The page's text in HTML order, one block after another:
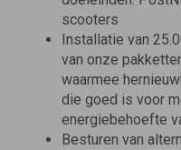
scooters
Installatie van
van onze
waarmee
die goed is voor
energiebehoefte
Besturen van